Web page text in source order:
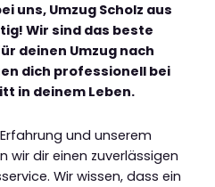
uns, Umzug Scholz aus
Wir sind das beste
deinen Umzug nach
dich professionell bei
in deinem Leben.
und unserem
wir dir einen zuverlässigen
Wir wissen, dass ein